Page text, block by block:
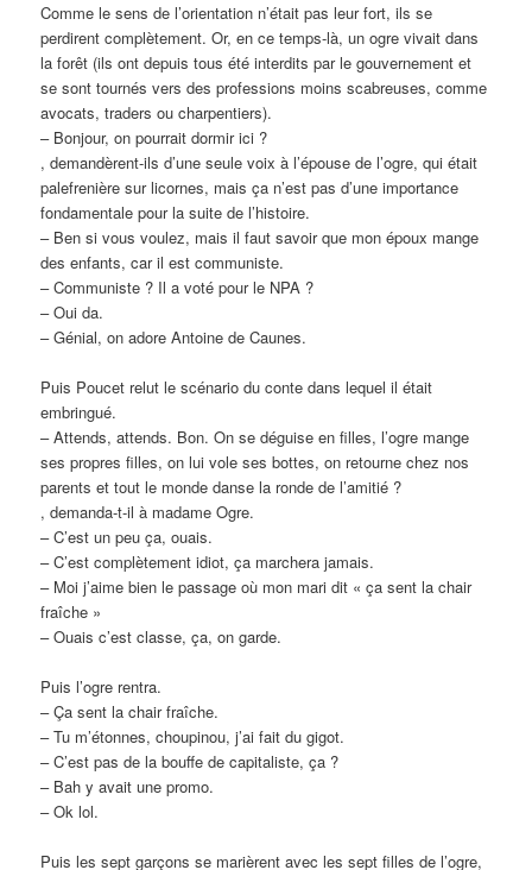
Comme le sens de l’orientation n’était pas leur fort, ils se
perdirent complètement. Or, en ce temps-là, un ogre vivait dans
la forêt (ils ont depuis tous été interdits par le gouvernement et
se sont tournés vers des professions moins scabreuses, comme
avocats, traders ou charpentiers).
– Bonjour, on pourrait dormir ici ?
, demandèrent-ils d’une seule voix à l’épouse de l’ogre, qui était
palefrenière sur licornes, mais ça n’est pas d’une importance
fondamentale pour la suite de l’histoire.
– Ben si vous voulez, mais il faut savoir que mon époux mange
des enfants, car il est communiste.
– Communiste ? Il a voté pour le NPA ?
– Oui da.
– Génial, on adore Antoine de Caunes.
Puis Poucet relut le scénario du conte dans lequel il était
embringué.
– Attends, attends. Bon. On se déguise en filles, l’ogre mange
ses propres filles, on lui vole ses bottes, on retourne chez nos
parents et tout le monde danse la ronde de l’amitié ?
, demanda-t-il à madame Ogre.
– C’est un peu ça, ouais.
– C’est complètement idiot, ça marchera jamais.
– Moi j’aime bien le passage où mon mari dit « ça sent la chair
fraîche »
– Ouais c’est classe, ça, on garde.
Puis l’ogre rentra.
– Ça sent la chair fraîche.
– Tu m’étonnes, choupinou, j’ai fait du gigot.
– C’est pas de la bouffe de capitaliste, ça ?
– Bah y avait une promo.
– Ok lol.
Puis les sept garçons se marièrent avec les sept filles de l’ogre,